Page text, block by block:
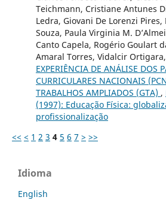
Teichmann, Cristiane Antunes
Ledra, Giovani De Lorenzi
Souza, Paula Virginia M.
Canto Capela, Rogério Goulart
Amaral Torres, Vidalcir Ortigara,
EXPERIÊNCIA DE ANÁLISE DOS
CURRICULARES NACIONAIS
TRABALHOS AMPLIADOS (GTA) ,
(1997): Educação Física:
profissionalização
<< < 1 2 3 4 5 6 7 > >>
Idioma
English